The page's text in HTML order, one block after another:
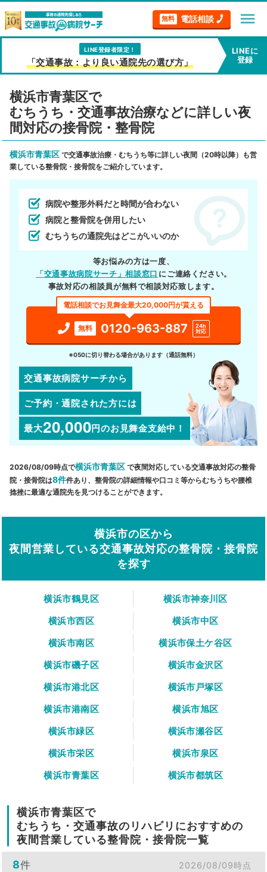
無料 電話相談 menu
LINE登録者限定！
「交通事故：より良い通院先の選び方」
LINEに
登録
横浜市青葉区で
むちうち・交通事故治療などに詳しい夜
間対応の接骨院・整骨院
横浜市青葉区 で交通事故治療・むちうち等に詳しい夜間（20時以降）も営
業している整骨院・接骨院をご紹介しています。
病院や整形外科だと時間が合わない
病院と整骨院を併用したい
むちうちの通院先はどこがいいのか
等お悩みの方は一度、
「交通事故病院サーチ」相談窓口 にご連絡ください。
事故対応の相談員が無料で相談対応致します。
電話相談でお見舞金最大20,000円が貰える
無料 0120-963-887
24h
対応
※050に切り替わる場合があります（通話無料）
交通事故病院サーチから
ご予約・通院された方には
最大20,000円のお見舞金支給中！
2026/08/09時点で横浜市青葉区 で夜間対応している交通事故対応の整骨
院・接骨院は8件件あり、整骨院の詳細情報や口コミ等からむちうちや腰椎
捻挫に最適な通院先を見つけることができます。
横浜市の区から
夜間営業している交通事故対応の整骨院・接骨院
を探す
横浜市鶴見区
横浜市神奈川区
横浜市西区
横浜市中区
横浜市南区
横浜市保土ケ谷区
横浜市磯子区
横浜市金沢区
横浜市港北区
横浜市戸塚区
横浜市港南区
横浜市旭区
横浜市緑区
横浜市瀬谷区
横浜市栄区
横浜市泉区
横浜市青葉区
横浜市都筑区
横浜市青葉区で
むちうち・交通事故のリハビリにおすすめの
夜間営業している整骨院・接骨院一覧
8件 2026/08/09時点